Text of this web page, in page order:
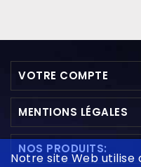
Notre site Web utilise
VOTRE COMPTE
MENTIONS LÉGALES
NOS PRODUITS: